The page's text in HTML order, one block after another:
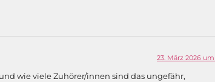
23. März 2026 um
wie viele Zuhörer/innen sind das ungefähr,